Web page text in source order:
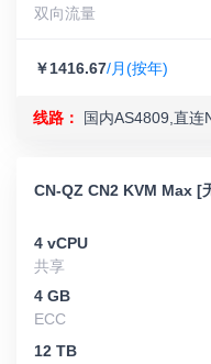
双向流量
￥1416.67/月(按年)
线路： 国内AS4809,直连
CN-QZ CN2 KVM Max [
4 vCPU
共享
4 GB
ECC
12 TB